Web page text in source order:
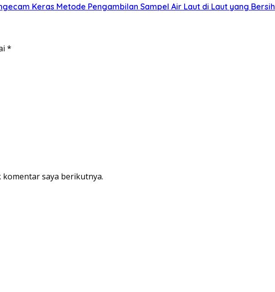
Keras Metode Pengambilan Sampel Air Laut di Laut yang Bersih
*
komentar saya berikutnya.